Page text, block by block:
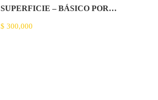
SUPERFICIE – BÁSICO POR
$ 300,000